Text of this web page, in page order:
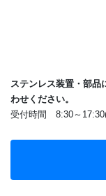
ステンレス装置・部品
わせください。
受付時間 8:30～